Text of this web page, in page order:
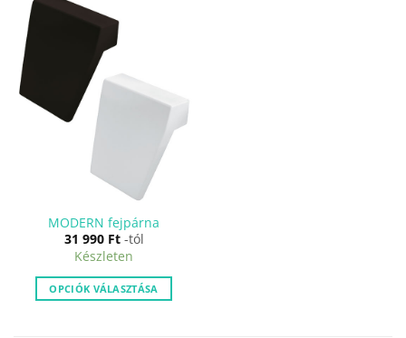
MODERN fejpárna
31 990 Ft-tól
Készleten
OPCIÓK VÁLASZTÁSA